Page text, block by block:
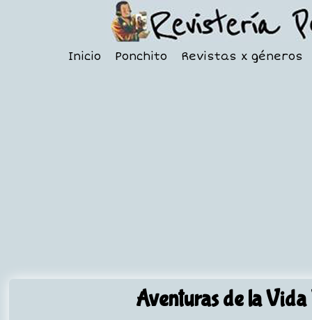
Inicio Ponchito Revistas x géneros
Aventuras de la Vida